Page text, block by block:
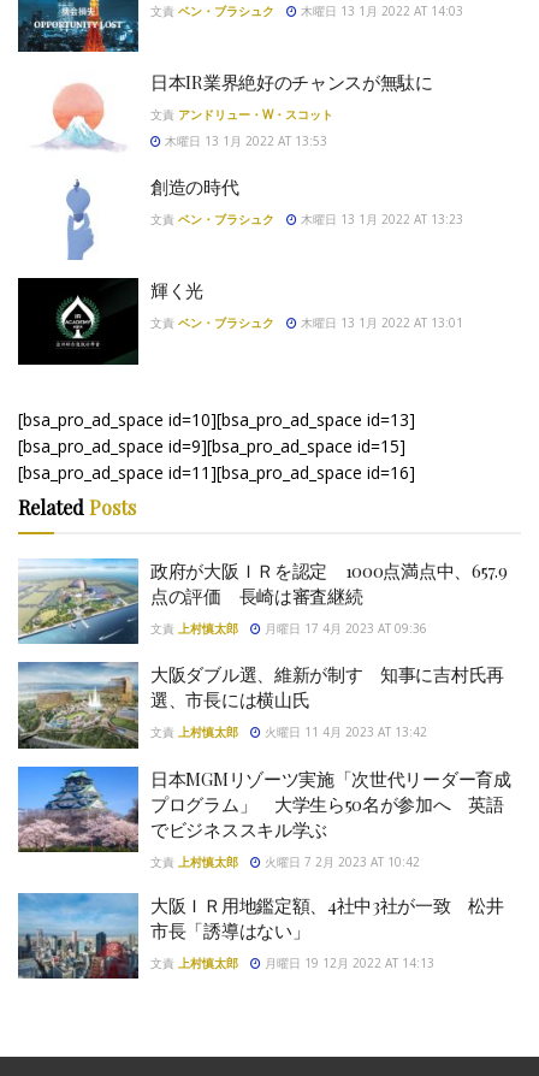
文責 ベン・ブラシュク 木曜日 13 1月 2022 AT 14:03
日本IR業界絶好のチャンスが無駄に
文責 アンドリュー・W・スコット
木曜日 13 1月 2022 AT 13:53
創造の時代
文責 ベン・ブラシュク 木曜日 13 1月 2022 AT 13:23
輝く光
文責 ベン・ブラシュク 木曜日 13 1月 2022 AT 13:01
[bsa_pro_ad_space id=10][bsa_pro_ad_space id=13]
[bsa_pro_ad_space id=9][bsa_pro_ad_space id=15]
[bsa_pro_ad_space id=11][bsa_pro_ad_space id=16]
Related Posts
政府が大阪ＩＲを認定 1000点満点中、657.9
点の評価 長崎は審査継続
文責 上村慎太郎 月曜日 17 4月 2023 AT 09:36
大阪ダブル選、維新が制す 知事に吉村氏再
選、市長には横山氏
文責 上村慎太郎 火曜日 11 4月 2023 AT 13:42
日本MGMリゾーツ実施「次世代リーダー育成
プログラム」 大学生ら50名が参加へ 英語
でビジネススキル学ぶ
文責 上村慎太郎 火曜日 7 2月 2023 AT 10:42
大阪ＩＲ用地鑑定額、4社中3社が一致 松井
市長「誘導はない」
文責 上村慎太郎 月曜日 19 12月 2022 AT 14:13